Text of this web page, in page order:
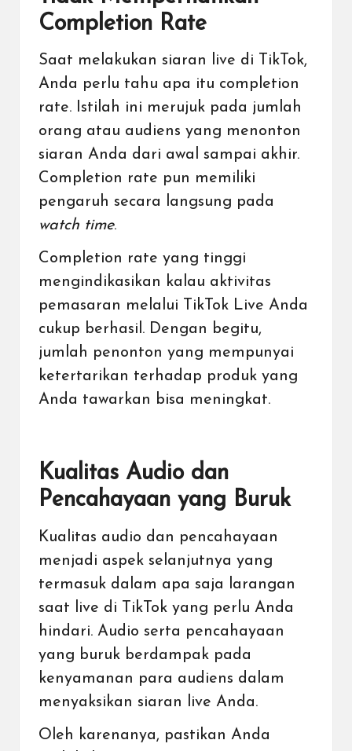
Completion Rate
Saat melakukan siaran live di TikTok,
Anda perlu tahu apa itu completion
rate. Istilah ini merujuk pada jumlah
orang atau audiens yang menonton
siaran Anda dari awal sampai akhir.
Completion rate pun memiliki
pengaruh secara langsung pada
watch time.
Completion rate yang tinggi
mengindikasikan kalau aktivitas
pemasaran melalui TikTok Live Anda
cukup berhasil. Dengan begitu,
jumlah penonton yang mempunyai
ketertarikan terhadap produk yang
Anda tawarkan bisa meningkat.
Kualitas Audio dan
Pencahayaan yang Buruk
Kualitas audio dan pencahayaan
menjadi aspek selanjutnya yang
termasuk dalam apa saja larangan
saat live di TikTok yang perlu Anda
hindari. Audio serta pencahayaan
yang buruk berdampak pada
kenyamanan para audiens dalam
menyaksikan siaran live Anda.
Oleh karenanya, pastikan Anda